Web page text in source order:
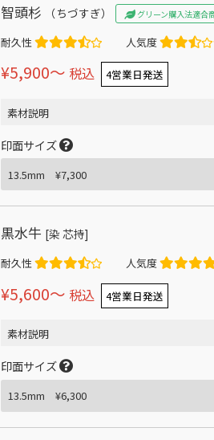
智頭杉 （ちづすぎ） グリーン購入法適合
耐久性 人気度
¥5,900〜 税込 4営業日発送
素材説明
印面サイズ
黒水牛 [染 芯持]
耐久性 人気度
¥5,600〜 税込 4営業日発送
素材説明
印面サイズ